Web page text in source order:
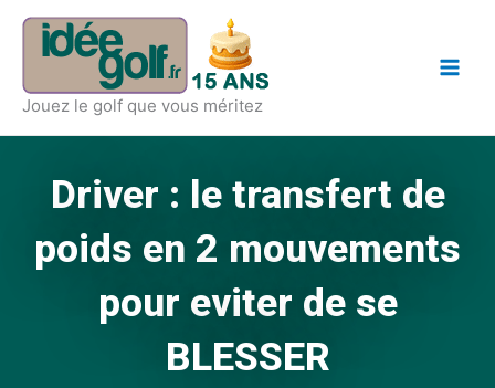
Aller
contenu
Jouez le golf que vous méritez
Driver : le transfert de
poids en 2 mouvements
pour eviter de se
BLESSER